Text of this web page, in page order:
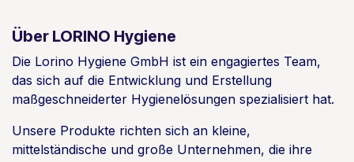
Über LORINO Hygiene
Die Lorino Hygiene GmbH ist ein engagiertes Team,
das sich auf die Entwicklung und Erstellung
maßgeschneiderter Hygienelösungen spezialisiert hat.
Unsere Produkte richten sich an kleine,
mittelständische und große Unternehmen, die ihre